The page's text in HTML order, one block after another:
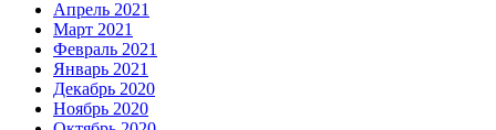
Апрель 2021
Март 2021
Февраль 2021
Январь 2021
Декабрь 2020
Ноябрь 2020